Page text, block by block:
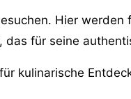
Hier
das für seine
kulinarische